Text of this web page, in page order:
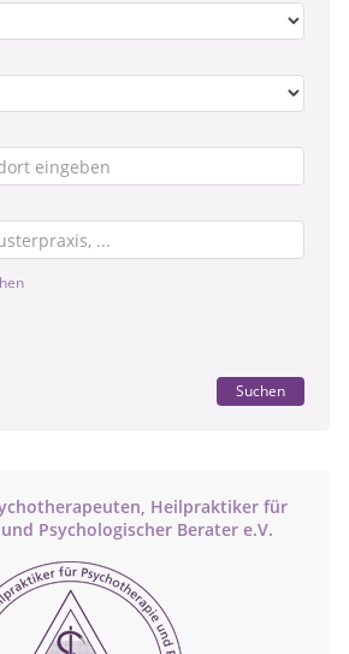
Suchen
Heilpraktiker für
Psychologischer Berater e.V.